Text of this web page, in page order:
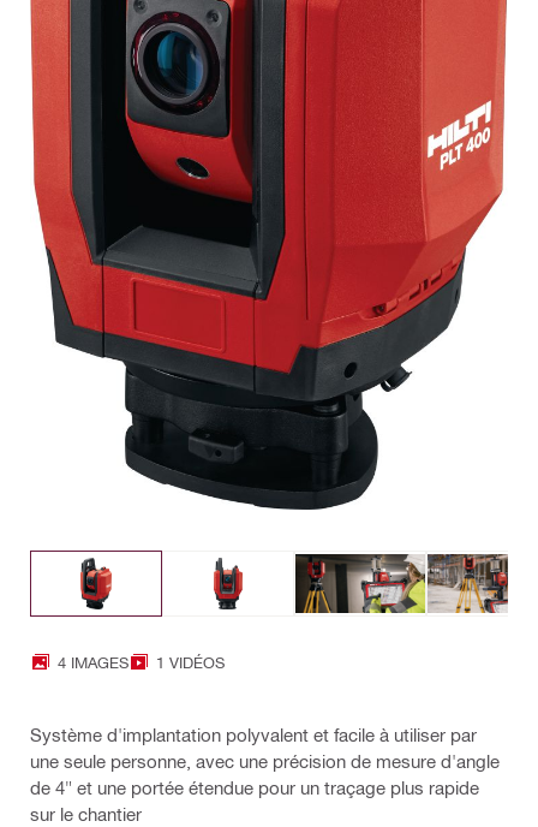
4 IMAGES 1 VIDÉOS
Système d'implantation polyvalent et facile à utiliser par
une seule personne, avec une précision de mesure d'angle
de 4" et une portée étendue pour un traçage plus rapide
sur le chantier